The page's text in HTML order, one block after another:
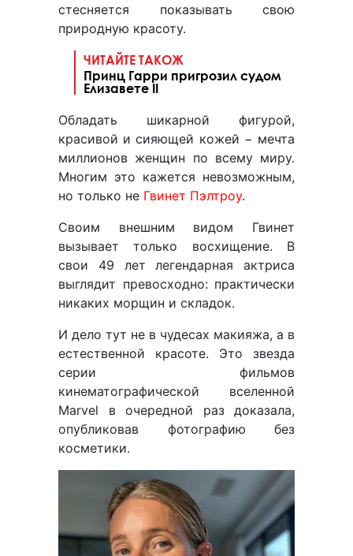
стесняется показывать свою
природную красоту.
ЧИТАЙТЕ ТАКОЖ
Принц Гарри пригрозил судом
Елизавете II
Обладать шикарной фигурой,
красивой и сияющей кожей − мечта
миллионов женщин по всему миру.
Многим это кажется невозможным,
но только не Гвинет Пэлтроу.
Своим внешним видом Гвинет
вызывает только восхищение. В
свои 49 лет легендарная актриса
выглядит превосходно: практически
никаких морщин и складок.
И дело тут не в чудесах макияжа, а в
естественной красоте. Это звезда
серии фильмов
кинематографической вселенной
Marvel в очередной раз доказала,
опубликовав фотографию без
косметики.